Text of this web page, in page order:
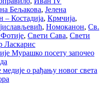
Бељакова, Јелена
– Костадија, Крмчија,
, Номоканон, Св.
, Свети Сава, Свети
Ласкарис
Мурашко посету започео
о рађању новог света